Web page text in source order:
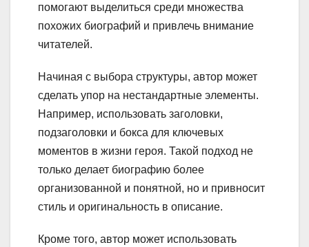
помогают выделиться среди множества
похожих биографий и привлечь внимание
читателей.
Начиная с выбора структуры, автор может
сделать упор на нестандартные элементы.
Например, использовать заголовки,
подзаголовки и бокса для ключевых
моментов в жизни героя. Такой подход не
только делает биографию более
организованной и понятной, но и привносит
стиль и оригинальность в описание.
Кроме того, автор может использовать